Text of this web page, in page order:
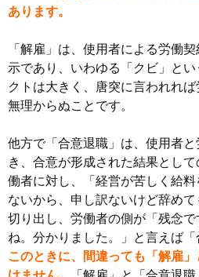
あります。
「解雇」は、使用者による労働
示であり、いわゆる「クビ」と
クトは大きく、唐突に言われれ
無理からぬことです。
他方で「合意退職」は、使用者
き、合意が形成された結果とし
働者に対し、「経営が苦しく給
ないから、申し訳ないけど辞め
切り出し、労働者の側が「残念
ね。分かりました。」と言えば「
このときに、間違っても「解雇